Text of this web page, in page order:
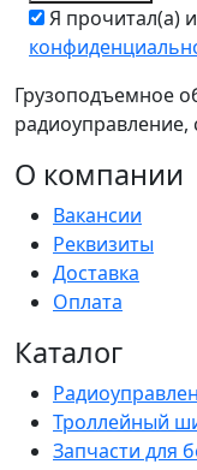
Я прочитал(а)
Грузоподъемное
радиоуправление,
О компании
Вакансии
Реквизиты
Доставка
Оплата
Каталог
Троллейный
Запчасти для